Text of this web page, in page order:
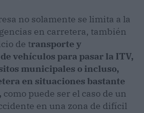
no solamente se limita a la
en carretera, también
de transporte y
vehículos para pasar la ITV,
municipales o incluso,
en situaciones bastante
como puede ser el caso de un
en una zona de difícil